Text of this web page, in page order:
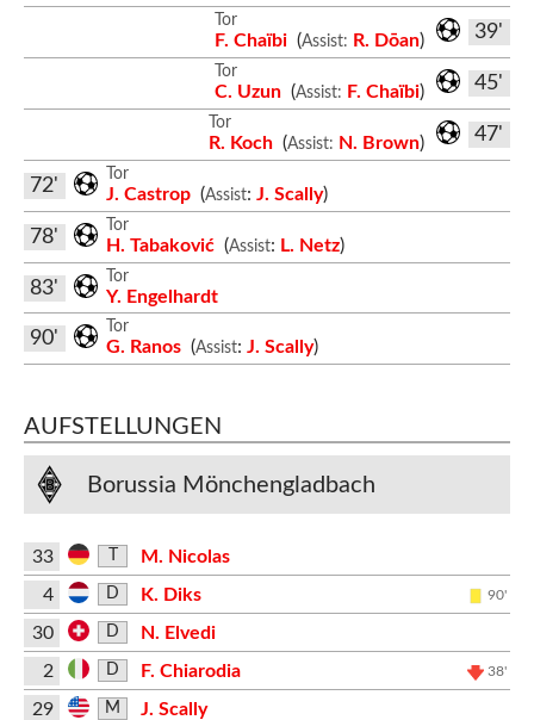
39'
Tor
F. Chaïbi (Assist: R. Dōan)
45'
Tor
C. Uzun (Assist: F. Chaïbi)
47'
Tor
R. Koch (Assist: N. Brown)
Tor
J. Castrop (Assist: J. Scally)
72'
Tor
H. Tabaković (Assist: L. Netz)
78'
Tor
Y. Engelhardt
83'
Tor
G. Ranos (Assist: J. Scally)
90'
AUFSTELLUNGEN
Borussia Mönchengladbach
33
M. Nicolas
4
D K. Diks 90'
30 D
N. Elvedi
2
D F. Chiarodia 38'
29 M
J. Scally